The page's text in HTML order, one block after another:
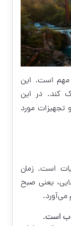
مهم است. این
کند. در این
مورد
است. زمان
یعنی صبح
می‌آورد.
است.